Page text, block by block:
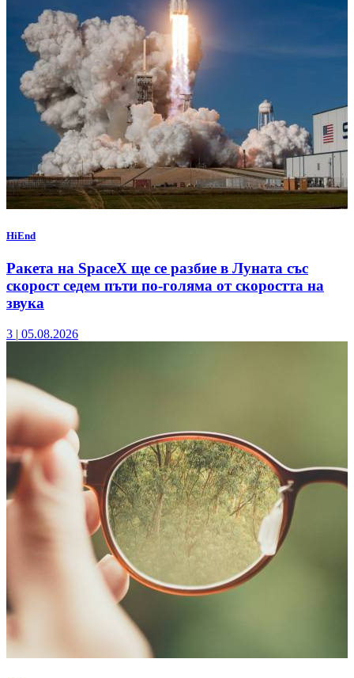
HiEnd
Ракета на SpaceX ще се разбие в Луната със
скорост седем пъти по-голяма от скоростта на
звука
3 | 05.08.2026